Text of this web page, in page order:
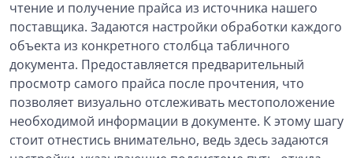
чтение и получение прайса из источника нашего
поставщика. Задаются настройки обработки каждого
объекта из конкретного столбца табличного
документа. Предоставляется предварительный
просмотр самого прайса после прочтения, что
позволяет визуально отслеживать местоположение
необходимой информации в документе. К этому шагу
стоит отнестись внимательно, ведь здесь задаются